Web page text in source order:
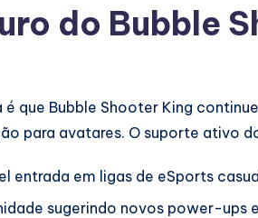
do Bubble
é que Bubble Shooter King
para avatares. O suporte ativo
entrada em ligas de eSports
sugerindo novos power-ups